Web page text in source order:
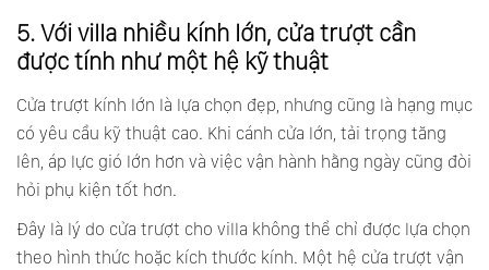
5. Với villa nhiều kính lớn, cửa trượt cần
được tính như một hệ kỹ thuật
Cửa trượt kính lớn là lựa chọn đẹp, nhưng cũng là hạng mục
có yêu cầu kỹ thuật cao. Khi cánh cửa lớn, tải trọng tăng
lên, áp lực gió lớn hơn và việc vận hành hằng ngày cũng đòi
hỏi phụ kiện tốt hơn.
Đây là lý do cửa trượt cho villa không thể chỉ được lựa chọn
theo hình thức hoặc kích thước kính. Một hệ cửa trượt vận